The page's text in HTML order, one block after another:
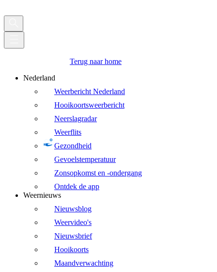
Terug naar home
Nederland
Weerbericht Nederland
Hooikoortsweerbericht
Neerslagradar
Weerflits
Gezondheid
Gevoelstemperatuur
Zonsopkomst en -ondergang
Ontdek de app
Weernieuws
Nieuwsblog
Weervideo's
Nieuwsbrief
Hooikoorts
Maandverwachting